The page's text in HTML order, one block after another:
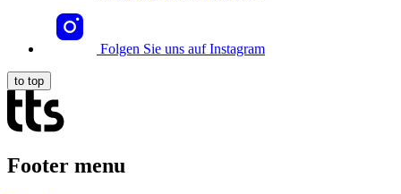
Folgen Sie uns auf Instagram
to top
Footer menu